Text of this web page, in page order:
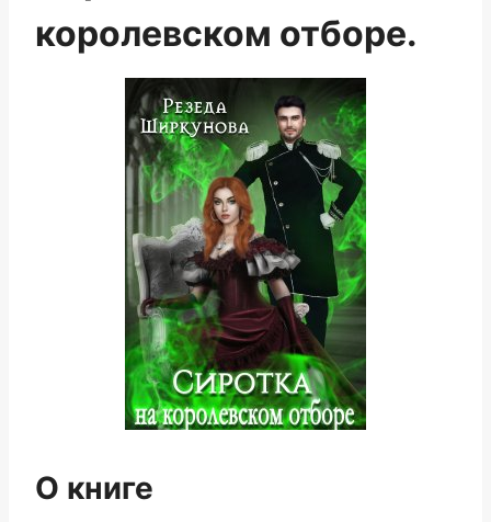
королевском отборе.
О книге